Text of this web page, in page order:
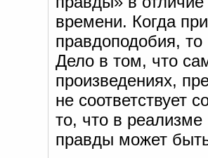
времени. Когда
правдоподобия,
Дело в том, что
произведениях,
не соответствует
то, что в
правды может